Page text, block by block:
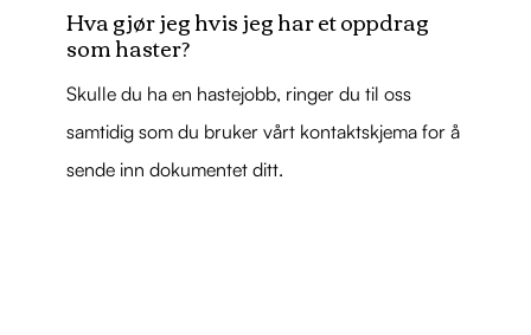
Hva gjør jeg hvis jeg har et oppdrag
som haster?
Skulle du ha en hastejobb, ringer du til oss
samtidig som du bruker vårt kontaktskjema for å
sende inn dokumentet ditt.